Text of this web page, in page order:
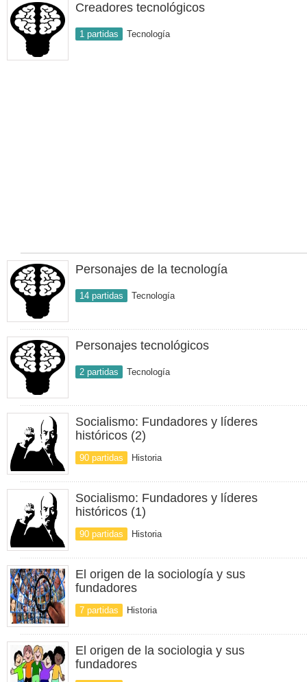
Creadores tecnológicos
1 partidas Tecnología
Personajes de la tecnología
14 partidas Tecnología
Personajes tecnológicos
2 partidas Tecnología
Socialismo: Fundadores y líderes
históricos (2)
90 partidas Historia
Socialismo: Fundadores y líderes
históricos (1)
90 partidas Historia
El origen de la sociología y sus
fundadores
7 partidas Historia
El origen de la sociologia y sus
fundadores